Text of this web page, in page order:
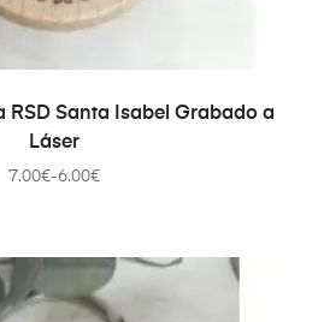
OPCIONES
RSD Santa Isabel Grabado a
Láser
6.00€
-
7.00€